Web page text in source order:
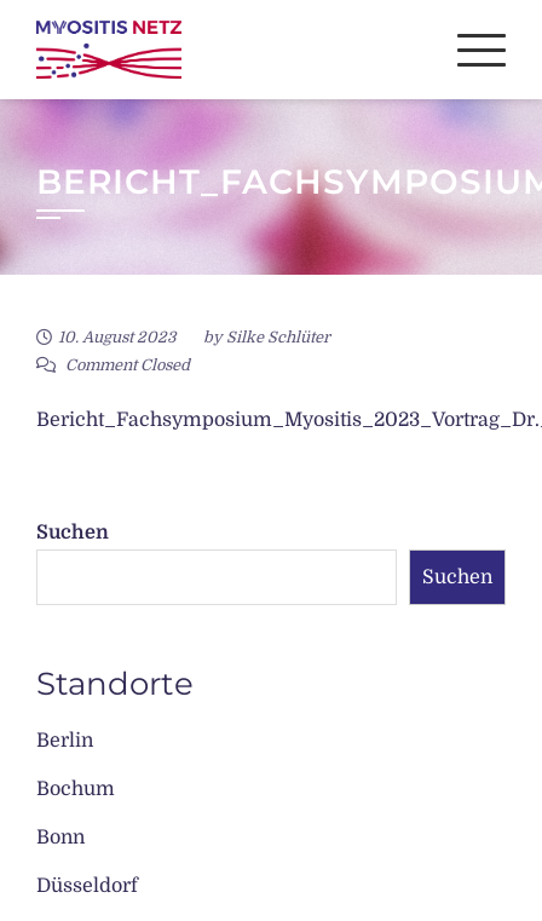
Skip
content
10. August 2023 by Silke Schlüter
Comment Closed
Suchen
Suchen
Standorte
Berlin
Bochum
Bonn
Düsseldorf